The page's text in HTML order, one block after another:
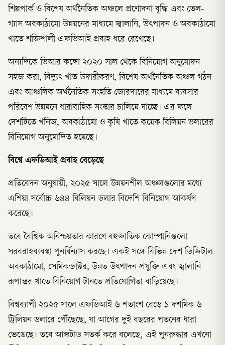
শিল্পপার্ক ও বিশেষ অর্থনৈতিক অঞ্চলে প্রণোদনা বৃদ্ধি এবং তেল-
গ্যাস অবকাঠামো উন্নয়নের মাধ্যমে জ্বালানি, উৎপাদন ও অবকাঠামো
খাতে শক্তিশালী এফডিআই প্রবাহ ধরে রেখেছে।
অন্যদিকে ডিআর কঙ্গো ২০২০ সাল থেকে বিনিয়োগ অনুমোদন
সহজ করা, বিদ্যুৎ খাত উদারীকরণ, বিশেষ অর্থনৈতিক অঞ্চল গঠন
এবং আঞ্চলিক অর্থনৈতিক সংহতি জোরদারের মাধ্যমে ব্যবসার
পরিবেশ উন্নয়নে ধারাবাহিক সংস্কার চালিয়ে যাচ্ছে। এর ফলে
দেশটিতে খনিজ, অবকাঠামো ও কৃষি খাতে কয়েক বিলিয়ন ডলারের
বিনিয়োগ অনুমোদিত হয়েছে।
বিশ্বে এফডিআই প্রবাহ বেড়েছে
প্রতিবেদন অনুযায়ী, ২০২৫ সালে উন্নয়নশীল অঞ্চলগুলোর মধ্যে
এশিয়া সর্বোচ্চ ৬৪৪ বিলিয়ন ডলার বিদেশি বিনিয়োগ আকর্ষণ
করেছে।
তবে বৈশ্বিক অনিশ্চয়তার কারণে বহুজাতিক কোম্পানিগুলো
সরবরাহব্যবস্থা পুনর্বিন্যাস করছে। একই সঙ্গে বিভিন্ন দেশ ডিজিটাল
অবকাঠামো, সেমিকন্ডাক্টর, উন্নত উৎপাদন প্রযুক্তি এবং জ্বালানি
রূপান্তর খাতে বিনিয়োগ টানতে প্রতিযোগিতা বাড়িয়েছে।
বিশ্বব্যাপী ২০২৫ সালে এফডিআই ৬ শতাংশ বেড়ে ১ দশমিক ৬
ট্রিলিয়ন ডলারে পৌঁছেছে, যা আগের দুই বছরের পতনের ধারা
ভেঙেছে। তবে আঙ্কটাড সতর্ক করে বলেছে, এই পুনরুদ্ধার এখনো